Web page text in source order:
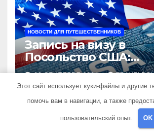
НОВОСТИ ДЛЯ ПУТЕШЕСТВЕННИКОВ
Запись на визу в
Посольство США:
Пошаговое
26 СЕНТЯБРЯ 2024
Этот сайт использует куки-файлы и другие
помочь вам в навигации, а также
пользовательский опыт. OK